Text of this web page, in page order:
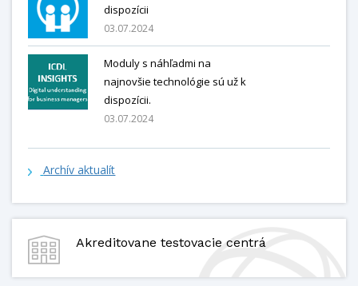
dispozícii
03.07.2024
Moduly s náhľadmi na
najnovšie technológie sú už k
dispozícii.
03.07.2024
Archív aktualít
Akreditovane testovacie centrá